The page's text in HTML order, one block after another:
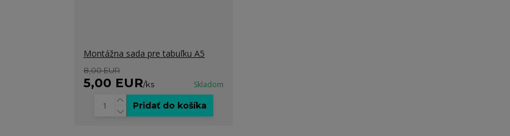
Montážna sada pre tabuľku A5
8,00 EUR
5,00 EUR/ks Skladom
Pridať do košíka